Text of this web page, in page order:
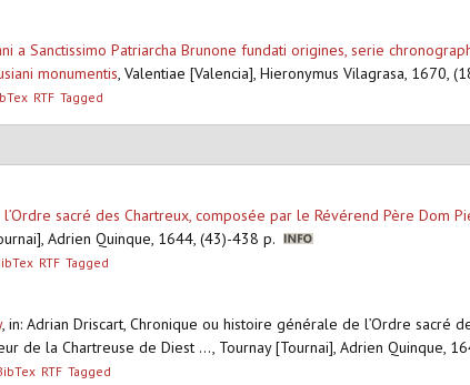
a Sanctissimo Patriarcha Brunone fundati origines, serie
monumentis, Valentiae [Valencia], Hieronymus Vilagrasa, 1670,
RTF Tagged
sacré des Chartreux, composée par le Révérend Père Dom
Adrien Quinque, 1644, (43)-438 p.
RTF Tagged
, in: Adrian Driscart, Chronique ou histoire générale de l’Ordre sacré
de la Chartreuse de Diest ..., Tournay [Tournai], Adrien Quinque,
RTF Tagged